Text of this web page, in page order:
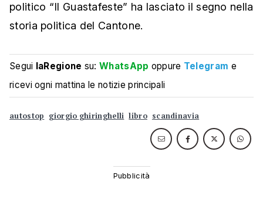
politico “Il Guastafeste” ha lasciato il segno nella
storia politica del Cantone.
Segui laRegione su:WhatsApp oppure Telegram e
ricevi ogni mattina le notizie principali
autostop giorgio ghiringhelli libro scandinavia